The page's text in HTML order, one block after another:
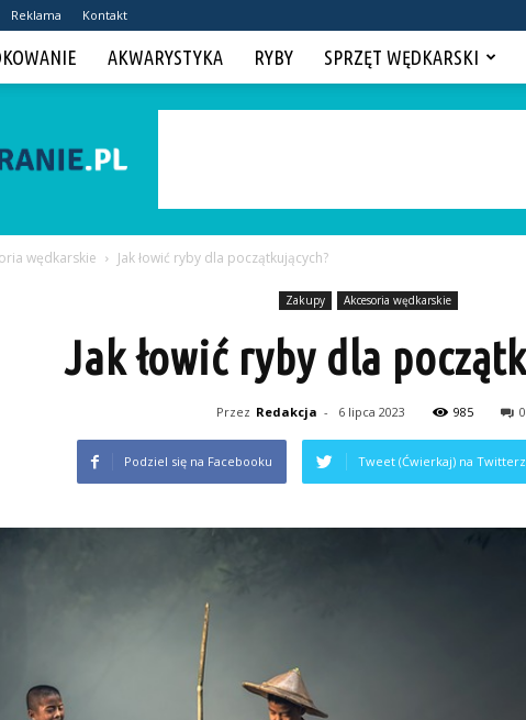
Reklama Kontakt
AKWARYSTYKA RYBY SPRZĘT WĘDKARSKI
wędkarskie Jak łowić ryby dla początkujących?
Zakupy Akcesoria wędkarskie
Jak łowić ryby dla
Przez Redakcja - 6 lipca 2023 985 0
Podziel się na Facebooku Tweet (Ćwierkaj) na